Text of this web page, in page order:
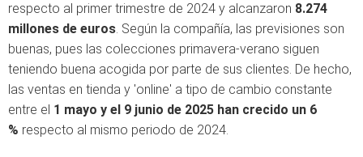
respecto al primer trimestre de 2024 y alcanzaron 8.274
millones de euros. Según la compañía, las previsiones son
buenas, pues las colecciones primavera-verano siguen
teniendo buena acogida por parte de sus clientes. De hecho,
las ventas en tienda y 'online' a tipo de cambio constante
entre el 1 mayo y el 9 junio de 2025 han crecido un 6
% respecto al mismo periodo de 2024.